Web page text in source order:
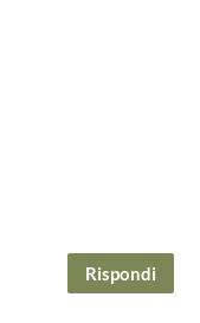
Rispondi